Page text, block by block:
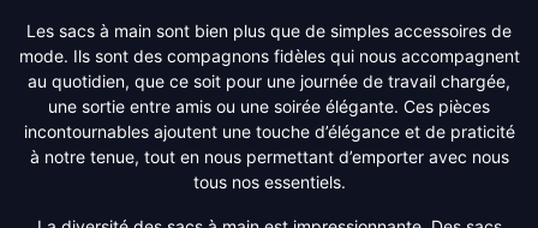
Les sacs à main sont bien plus que de simples accessoires de
mode. Ils sont des compagnons fidèles qui nous accompagnent
au quotidien, que ce soit pour une journée de travail chargée,
une sortie entre amis ou une soirée élégante. Ces pièces
incontournables ajoutent une touche d’élégance et de praticité
à notre tenue, tout en nous permettant d’emporter avec nous
tous nos essentiels.